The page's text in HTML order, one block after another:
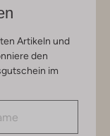
Artikeln und
den
im